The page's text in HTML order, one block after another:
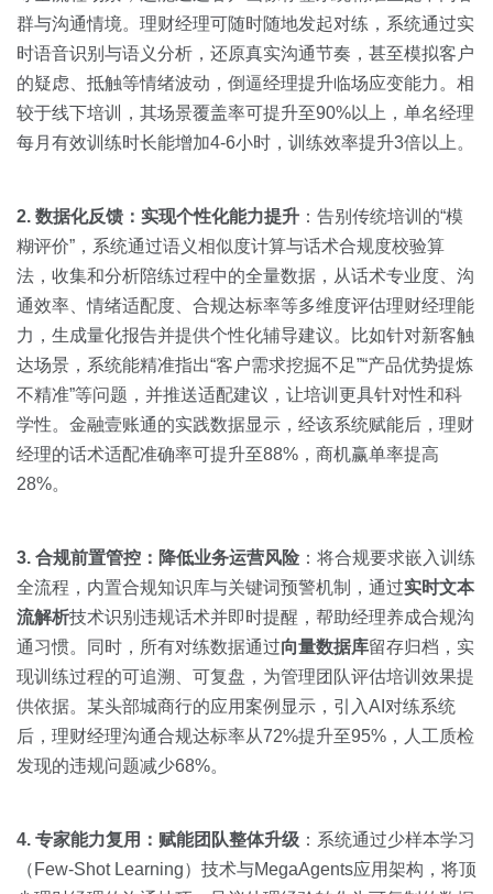
群与沟通情境。理财经理可随时随地发起对练，系统通过实
时语音识别与语义分析，还原真实沟通节奏，甚至模拟客户
的疑虑、抵触等情绪波动，倒逼经理提升临场应变能力。相
较于线下培训，其场景覆盖率可提升至90%以上，单名经理
每月有效训练时长能增加4-6小时，训练效率提升3倍以上。
2. 数据化反馈：实现个性化能力提升 ：告别传统培训的“模
糊评价”，系统通过语义相似度计算与话术合规度校验算
法，收集和分析陪练过程中的全量数据，从话术专业度、沟
通效率、情绪适配度、合规达标率等多维度评估理财经理能
力，生成量化报告并提供个性化辅导建议。比如针对新客触
达场景，系统能精准指出“客户需求挖掘不足”“产品优势提炼
不精准”等问题，并推送适配建议，让培训更具针对性和科
学性。金融壹账通的实践数据显示，经该系统赋能后，理财
经理的话术适配准确率可提升至88%，商机赢单率提高
28%。
3. 合规前置管控：降低业务运营风险：将合规要求嵌入训练
全流程，内置合规知识库与关键词预警机制，通过实时文本
流解析技术识别违规话术并即时提醒，帮助经理养成合规沟
通习惯。同时，所有对练数据通过向量数据库留存归档，实
现训练过程的可追溯、可复盘，为管理团队评估培训效果提
供依据。某头部城商行的应用案例显示，引入AI对练系统
后，理财经理沟通合规达标率从72%提升至95%，人工质检
发现的违规问题减少68%。
4. 专家能力复用：赋能团队整体升级 ：系统通过少样本学习
（Few-Shot Learning）技术与MegaAgents应用架构，将顶